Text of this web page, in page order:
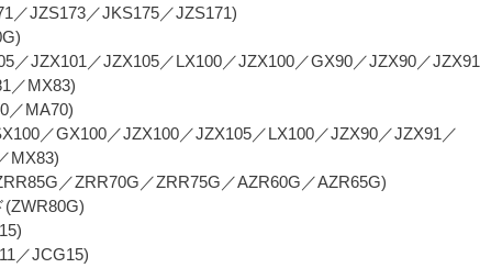
／JZS173／JKS175／JZS171)
／JZX101／JZX105／LX100／JZX100／GX90／JZX90／JZX91
／MX83)
／MA70)
／GX100／JZX100／JZX105／LX100／JZX90／JZX91／
MX83)
／ZRR70G／ZRR75G／AZR60G／AZR65G)
／JCG15)